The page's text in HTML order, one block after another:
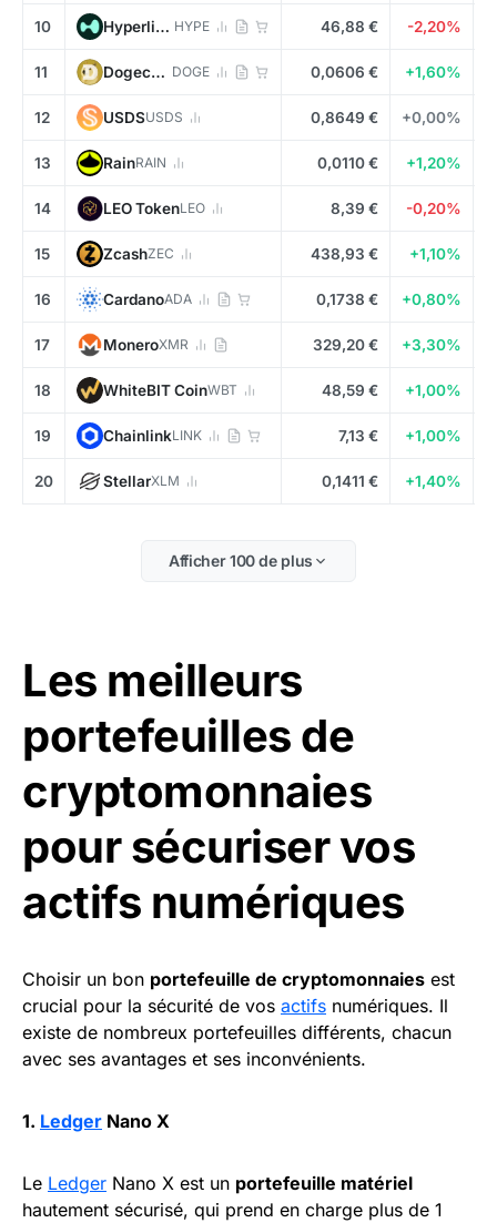
10 Hyperliquid HYPE 46,88 € -2,20%
11 Dogecoin DOGE 0,0606 € +1,60%
12 USDSUSDS 0,8649 € +0,00%
13 RainRAIN 0,0110 € +1,20%
14 LEO TokenLEO 8,39 € -0,20%
15 ZcashZEC 438,93 € +1,10%
16 CardanoADA 0,1738 € +0,80%
17 MoneroXMR 329,20 € +3,30%
18 WhiteBIT CoinWBT 48,59 € +1,00%
19 ChainlinkLINK 7,13 € +1,00%
20 StellarXLM 0,1411 € +1,40%
Afficher 100 de plus
Les meilleurs
portefeuilles de
cryptomonnaies
pour sécuriser vos
actifs numériques
Choisir un bon portefeuille de cryptomonnaies est
crucial pour la sécurité de vos actifs numériques. Il
existe de nombreux portefeuilles différents, chacun
avec ses avantages et ses inconvénients.
1. Ledger Nano X
Le Ledger Nano X est un portefeuille matériel
hautement sécurisé, qui prend en charge plus de 1